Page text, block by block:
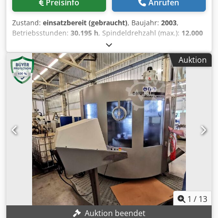
42.253 Stunden (unter Last) / 21.241 Stunden (Spindel-
Werkzeugmesstaster • Blum-Laser-Werkzeugmesssystem •
Schraubstöcke • Späneförderer (Transportabmessungen:
3,2 x 1,396 x 1,29 m) • Innenkühlsystem/-aggregat
(Transportabmessungen: 1,525 x 1,205 x 1,6 m) Technical
Specification Taper Size SK 40
Preisinfo Anrufen
Zustand: einsatzbereit (gebraucht), Baujahr: 2003,
Betriebsstunden: 30.195 h, Spindeldrehzahl (max.): 12.000
, Verfahrweg X-Achse:1.080 mm
Achse:635 mm, Verfahrweg Z-Achse:710 mm,
Steuerungshersteller:HEIDENHAIN, Steuerungsmodell:
Millplus IT, Anzahl der Steckplätze im Werkzeugmagazin:
32, Anzahl der Achsen:5, Diese 5-Achsen-Maschine vom
Typ DMG DECKEL MAHO DMU 100T wurde im Jahr 2003
hergestellt. Sie verfügt über beeindruckende Verfahrwege
von 1.080 mm in der X-Achse, 635 mm in der Y-Achse und
710 mm in der Z-Achse. Die Maschine umfasst einen
vollständig überholten Nikken-CNC-Dreh- und
Schwenktisch sowie ein Erowa Robot Easy-
Automatisierungssystem mit 12 Palettenstationen. Wenn
Sie auf der Suche nach hochwertigen
Bearbeitungsmöglichkeiten sind, sollten Sie das von uns
zum Verkauf angebotene Universal-Bearbeitungszentrum
DMG DECKEL MAHO DMU 100T in Betracht ziehen.
Kontaktieren Sie uns für weitere Details. • Achsen: 5-
Auktion
1 / 13
Auktion beendet